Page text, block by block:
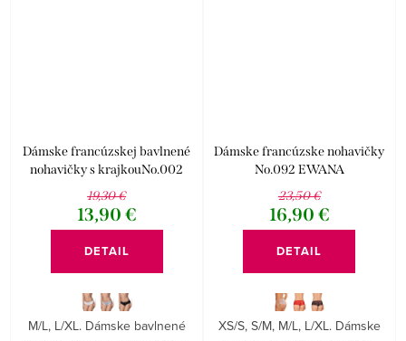
Dámske francúzskej bavlnené
nohavičky s krajkouNo.002
EWANA
19,30 €
13,90 €
DETAIL
M/L, L/XL. Dámske bavlnené
Dámske francúzske nohavičky
No.092 EWANA
23,50 €
16,90 €
DETAIL
XS/S, S/M, M/L, L/XL. Dámske